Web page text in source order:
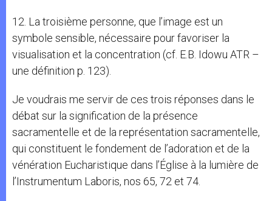
12. La troisième personne, que l’image est un
symbole sensible, nécessaire pour favoriser la
visualisation et la concentration (cf. E.B. Idowu ATR –
une définition p. 123).
Je voudrais me servir de ces trois réponses dans le
débat sur la signification de la présence
sacramentelle et de la représentation sacramentelle,
qui constituent le fondement de l’adoration et de la
vénération Eucharistique dans l’Église à la lumière de
l’Instrumentum Laboris, nos 65, 72 et 74.